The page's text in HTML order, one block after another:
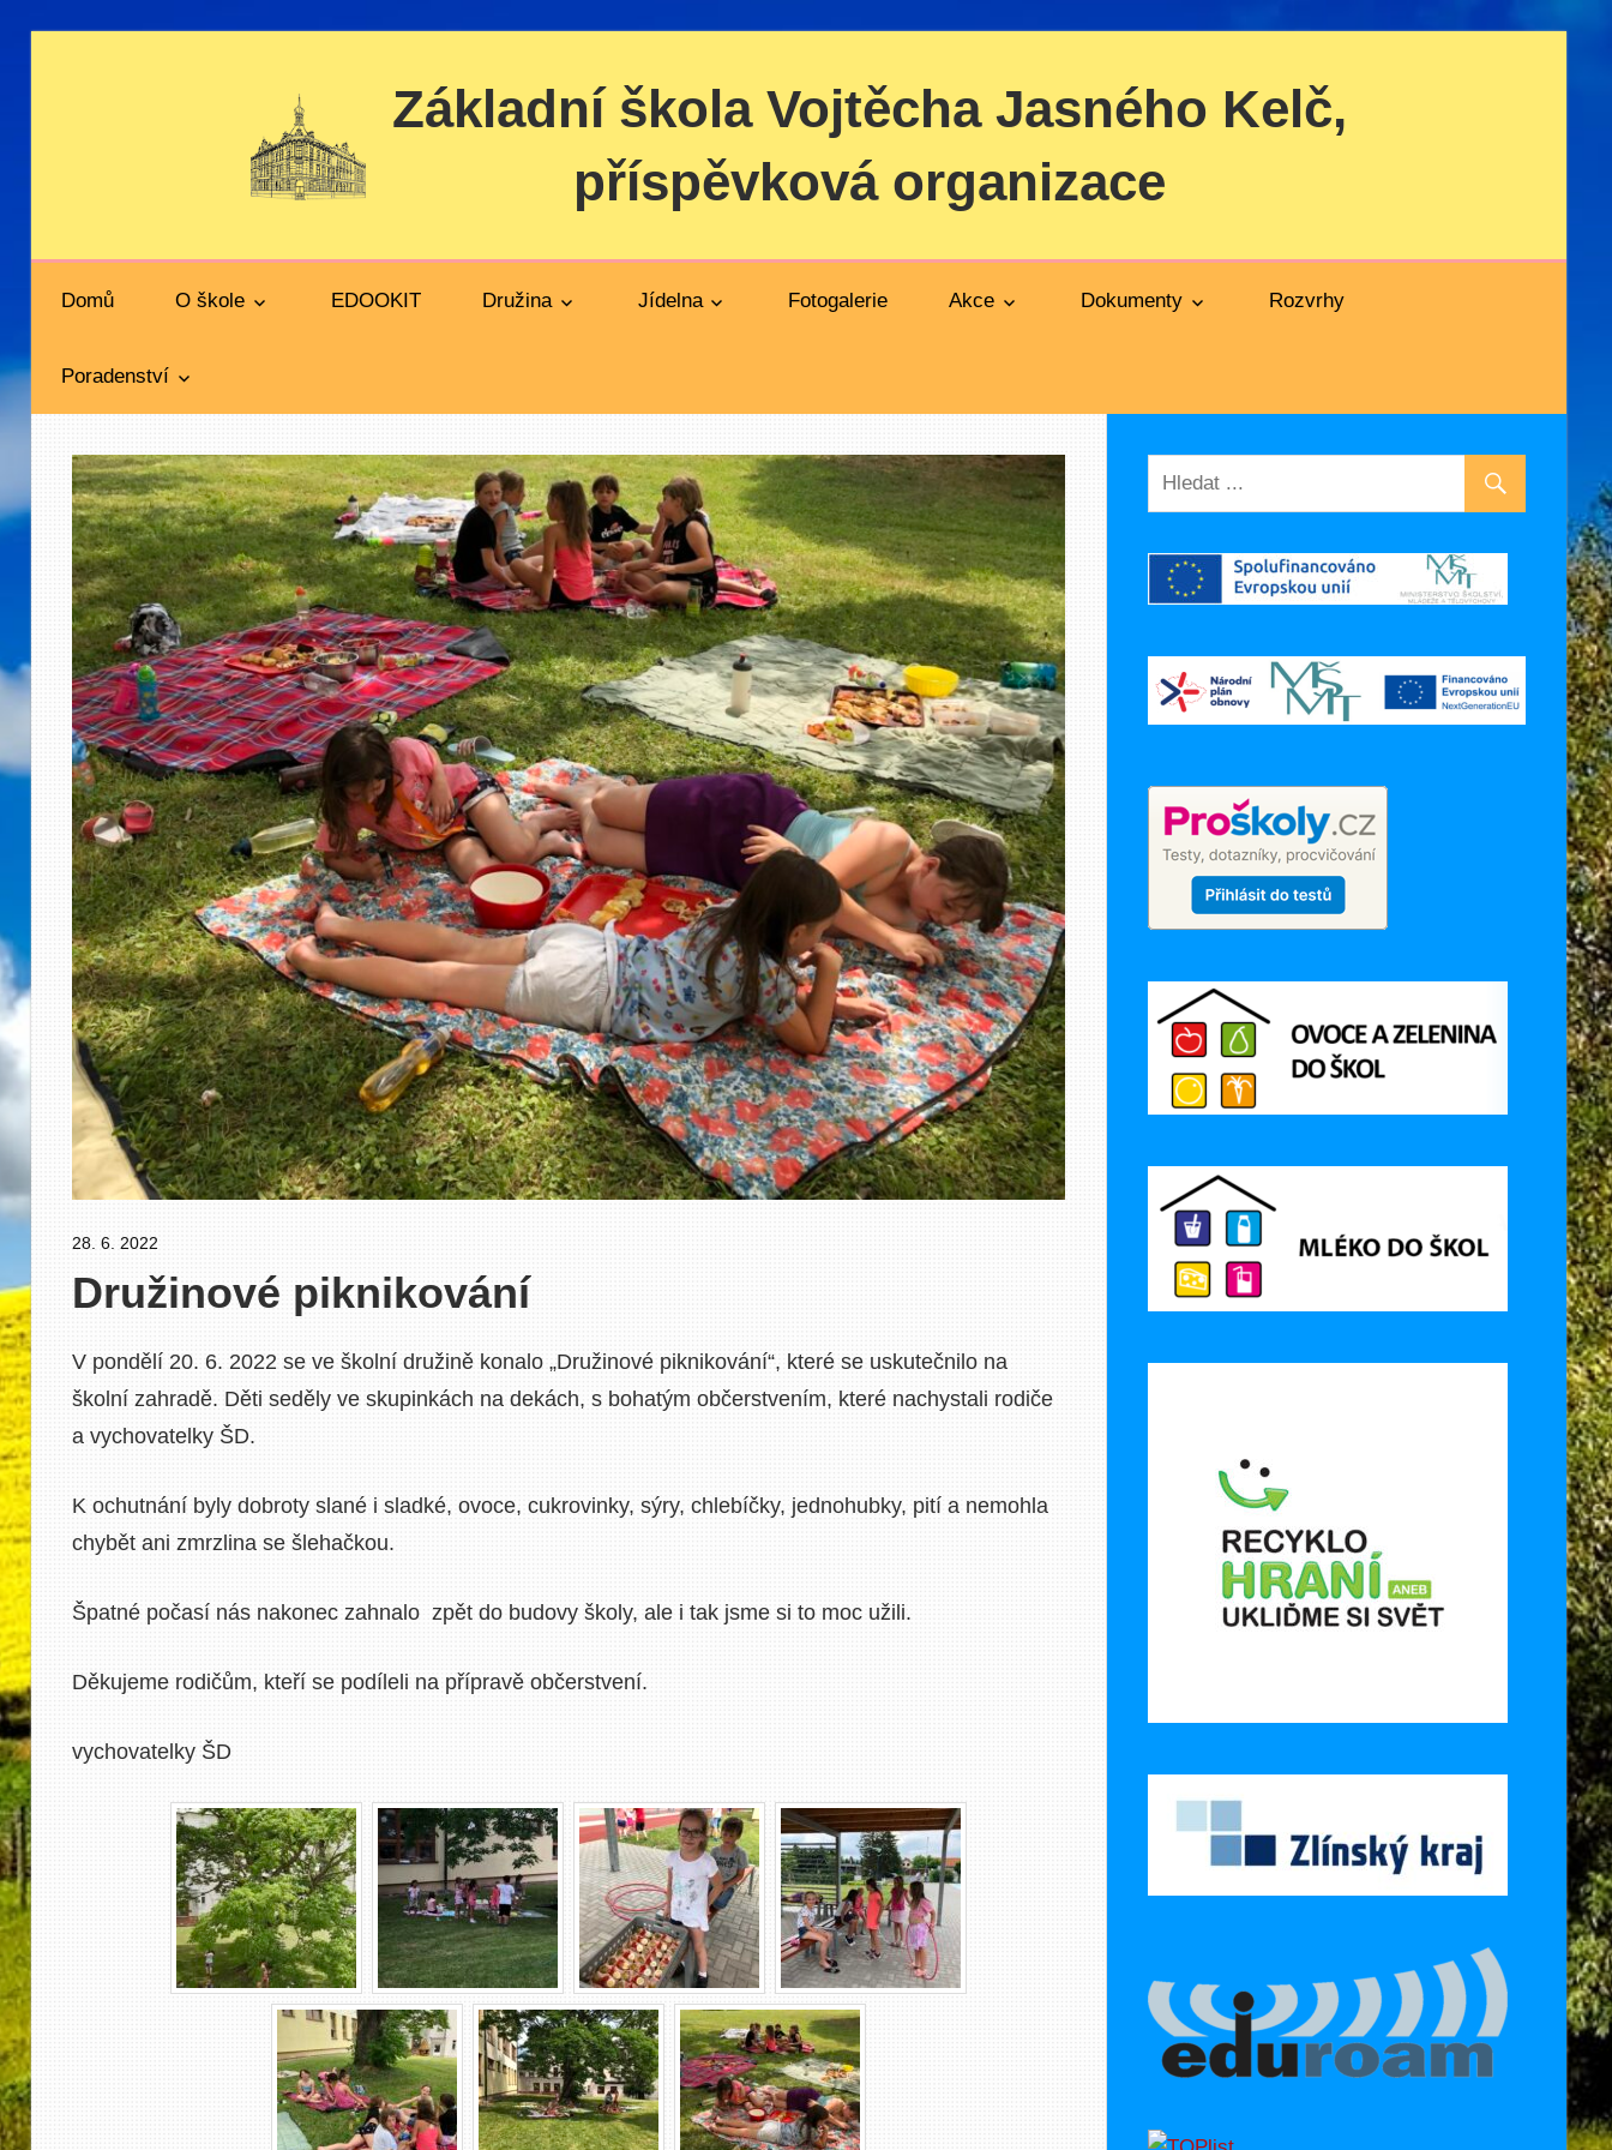
Základní škola Vojtěcha Jasného Kelč,
příspěvková organizace
Domů O škole EDOOKIT Družina Jídelna Fotogalerie Akce Dokumenty Rozvrhy
Poradenství
28. 6. 2022
Družinové piknikování
V pondělí 20. 6. 2022 se ve školní družině konalo „Družinové piknikování“, které se uskutečnilo na
školní zahradě. Děti seděly ve skupinkách na dekách, s bohatým občerstvením, které nachystali rodiče
a vychovatelky ŠD.
K ochutnání byly dobroty slané i sladké, ovoce, cukrovinky, sýry, chlebíčky, jednohubky, pití a nemohla
chybět ani zmrzlina se šlehačkou.
Špatné počasí nás nakonec zahnalo zpět do budovy školy, ale i tak jsme si to moc užili.
Děkujeme rodičům, kteří se podíleli na přípravě občerstvení.
vychovatelky ŠD